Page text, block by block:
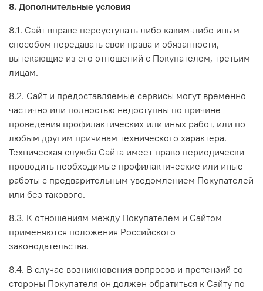
8. Дополнительные условия
8.1. Сайт вправе переуступать либо каким-либо иным
способом передавать свои права и обязанности,
вытекающие из его отношений с Покупателем, третьим
лицам.
8.2. Сайт и предоставляемые сервисы могут временно
частично или полностью недоступны по причине
проведения профилактических или иных работ, или по
любым другим причинам технического характера.
Техническая служба Сайта имеет право периодически
проводить необходимые профилактические или иные
работы с предварительным уведомлением Покупателей
или без такового.
8.3. К отношениям между Покупателем и Сайтом
применяются положения Российского
законодательства.
8.4. В случае возникновения вопросов и претензий со
стороны Покупателя он должен обратиться к Сайту по